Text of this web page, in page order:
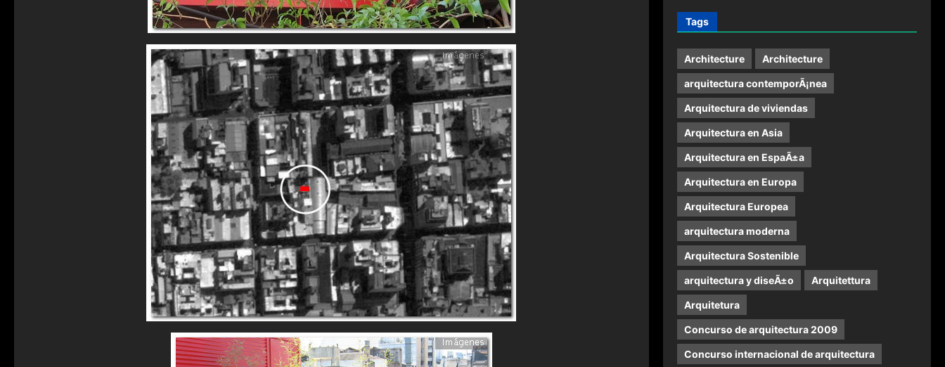
Tags
Architecture Architecture
arquitectura contemporÃ¡nea
Arquitectura de viviendas
Arquitectura en Asia
Arquitectura en EspaÃ±a
Arquitectura en Europa
Arquitectura Europea
arquitectura moderna
Arquitectura Sostenible
arquitectura y diseÃ±o Arquitettura
Arquitetura
Concurso de arquitectura 2009
Concurso internacional de arquitectura